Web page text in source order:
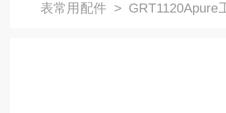
表常用配件 > GRT1120Apure